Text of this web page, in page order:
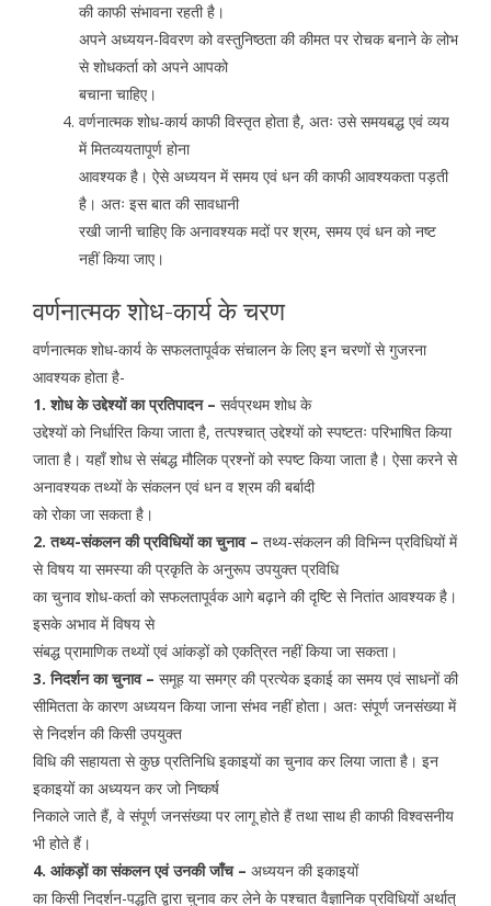
की काफी संभावना रहती है।
अपने अध्ययन-विवरण को वस्तुनिष्ठता की कीमत पर रोचक बनाने के लोभ
से शोधकर्ता को अपने आपको
बचाना चाहिए।
वर्णनात्मक शोध-कार्य काफी विस्तृत होता है, अतः उसे समयबद्ध एवं व्यय
में मितव्ययतापूर्ण होना
आवश्यक है। ऐसे अध्ययन में समय एवं धन की काफी आवश्यकता पड़ती
है। अतः इस बात की सावधानी
रखी जानी चाहिए कि अनावश्यक मदों पर श्रम, समय एवं धन को नष्ट
नहीं किया जाए।
वर्णनात्मक शोध-कार्य के चरण
वर्णनात्मक शोध-कार्य के सफलतापूर्वक संचालन के लिए इन चरणों से गुजरना
आवश्यक होता है-
1. शोध के उद्देश्यों का प्रतिपादन – सर्वप्रथम शोध के
उद्देश्यों को निर्धारित किया जाता है, तत्पश्चात् उद्देश्यों को स्पष्टतः परिभाषित किया
जाता है। यहाँ शोध से संबद्ध मौलिक प्रश्नों को स्पष्ट किया जाता है। ऐसा करने से
अनावश्यक तथ्यों के संकलन एवं धन व श्रम की बर्बादी
को रोका जा सकता है।
2. तथ्य-संकलन की प्रविधियों का चुनाव – तथ्य-संकलन की विभिन्न प्रविधियों में
से विषय या समस्या की प्रकृति के अनुरूप उपयुक्त प्रविधि
का चुनाव शोध-कर्ता को सफलतापूर्वक आगे बढ़ाने की दृष्टि से नितांत आवश्यक है।
इसके अभाव में विषय से
संबद्ध प्रामाणिक तथ्यों एवं आंकड़ों को एकत्रित नहीं किया जा सकता।
3. निदर्शन का चुनाव – समूह या समग्र की प्रत्येक इकाई का समय एवं साधनों की
सीमितता के कारण अध्ययन किया जाना संभव नहीं होता। अतः संपूर्ण जनसंख्या में
से निदर्शन की किसी उपयुक्त
विधि की सहायता से कुछ प्रतिनिधि इकाइयों का चुनाव कर लिया जाता है। इन
इकाइयों का अध्ययन कर जो निष्कर्ष
निकाले जाते हैं, वे संपूर्ण जनसंख्या पर लागू होते हैं तथा साथ ही काफी विश्वसनीय
भी होते हैं।
4. आंकड़ों का संकलन एवं उनकी जाँच – अध्ययन की इकाइयों
का किसी निदर्शन-पद्धति द्वारा चुनाव कर लेने के पश्चात वैज्ञानिक प्रविधियों अर्थात्